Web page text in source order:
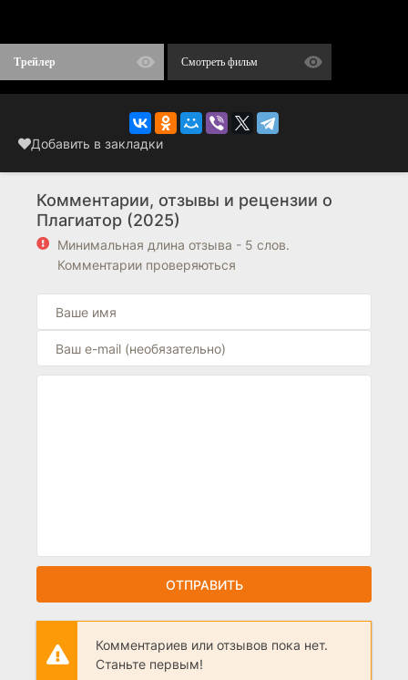
Трейлер Смотреть фильм
Добавить в закладки
Комментарии, отзывы и рецензии о
Плагиатор (2025)
Минимальная длина отзыва - 5 слов.
Комментарии проверяються
ОТПРАВИТЬ
Комментариев или отзывов пока нет.
Станьте первым!